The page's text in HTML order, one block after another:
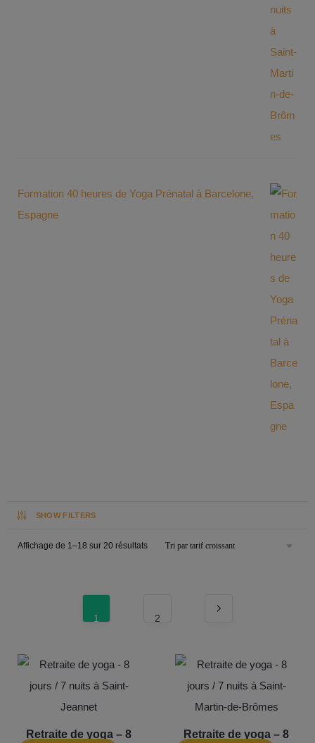
Formation 40 heures de Yoga Prénatal à Barcelone,
Espagne
SHOW FILTERS
Affichage de 1–18 sur 20 résultats
1 2
Retraite de yoga – 8
Retraite de yoga – 8